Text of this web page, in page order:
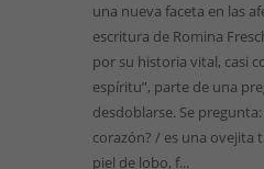
una nueva faceta en las
escritura de Romina
por su historia vital, casi
espíritu”, parte de una
desdoblarse. Se
corazón? / es una ovejita
piel de lobo, f...